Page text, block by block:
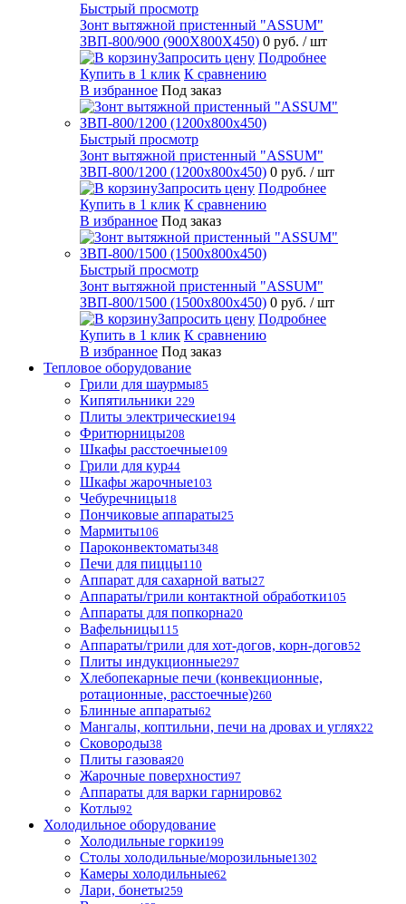
Быстрый просмотр
Зонт вытяжной пристенный "ASSUM"
ЗВП-800/900 (900Х800Х450) 0 руб. / шт
Запросить цену Подробнее
Купить в 1 клик К сравнению
В избранное Под заказ
Быстрый просмотр
Зонт вытяжной пристенный "ASSUM"
ЗВП-800/1200 (1200х800х450) 0 руб. / шт
Запросить цену Подробнее
Купить в 1 клик К сравнению
В избранное Под заказ
Быстрый просмотр
Зонт вытяжной пристенный "ASSUM"
ЗВП-800/1500 (1500х800х450) 0 руб. / шт
Запросить цену Подробнее
Купить в 1 клик К сравнению
В избранное Под заказ
Тепловое оборудование
Грили для шаурмы85
Кипятильники 229
Плиты электрические194
Фритюрницы208
Шкафы расстоечные109
Грили для кур44
Шкафы жарочные103
Чебуречницы18
Пончиковые аппараты25
Мармиты106
Пароконвектоматы348
Печи для пиццы110
Аппарат для сахарной ваты27
Аппараты/грили контактной обработки105
Аппараты для попкорна20
Вафельницы115
Аппараты/грили для хот-догов, корн-догов52
Плиты индукционные297
Хлебопекарные печи (конвекционные,
ротационные, расстоечные)260
Блинные аппараты62
Мангалы, коптильни, печи на дровах и углях22
Сковороды38
Плиты газовая20
Жарочные поверхности97
Аппараты для варки гарниров62
Котлы92
Холодильное оборудование
Холодильные горки199
Столы холодильные/морозильные1302
Камеры холодильные62
Лари, бонеты259